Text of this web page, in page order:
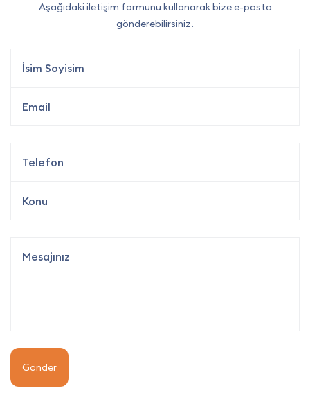
Aşağıdaki iletişim formunu kullanarak bize e-posta
gönderebilirsiniz.
Gönder